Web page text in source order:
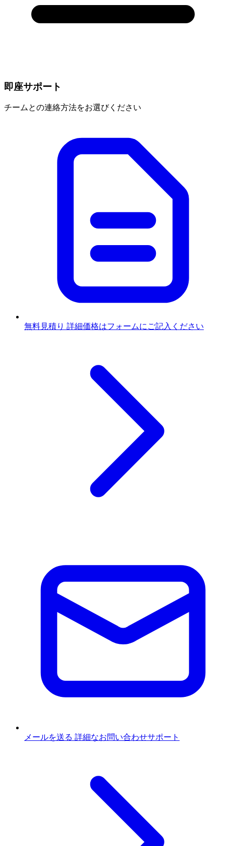
即座サポート
チームとの連絡方法をお選びください
無料見積り 詳細価格はフォームにご記入ください
メールを送る 詳細なお問い合わせサポート